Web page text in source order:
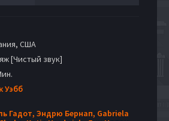
США
[Чистый звук]
Уэбб
Гадот, Эндрю Бернап, Gabriela